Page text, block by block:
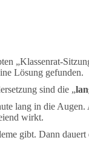
„Klassenrat-
Lösung gefunden.
sind die „
lang in die
wirkt.
gibt. Dann